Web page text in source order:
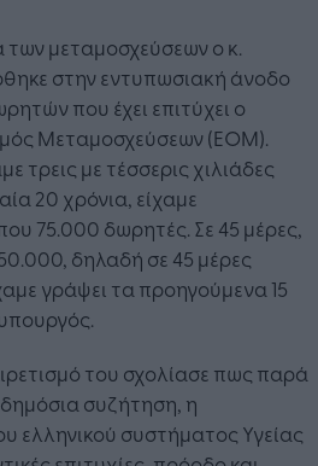
μεταμοσχεύσεων ο κ.
στην εντυπωσιακή άνοδο
που έχει επιτύχει ο
Μεταμοσχεύσεων (ΕΟΜ).
τρεις με τέσσερις χιλιάδες
20 χρόνια, είχαμε
75.000 δωρητές. Σε 45 μέρες,
δηλαδή σε 45 μέρες
γράψει τα προηγούμενα 15
του σχολίασε πως παρά
συζήτηση, η
ελληνικού συστήματος Υγείας